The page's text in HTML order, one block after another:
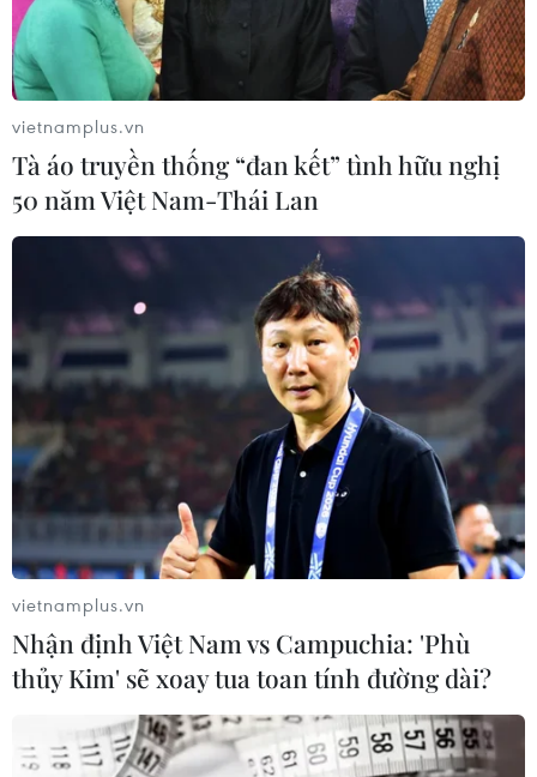
Hải Phòng: Phá ổ đánh bạc lớn, tạm giữ
chín đối tượng
28/02/2017 10:53
Cảnh sát hình sự Công an thành phố đã phá một ổ bạc
lớn tại xã Đại Hợp, huyện Kiến Thụy, thành phố Hải
Phòng, tạm giữ hình sự chín đối tượng và thu giữ nhiều
tang vật liên quan.
vietnamplus.vn
Tà áo truyền thống “đan kết” tình hữu nghị
50 năm Việt Nam-Thái Lan
vietnamplus.vn
Nhận định Việt Nam vs Campuchia: 'Phù
thủy Kim' sẽ xoay tua toan tính đường dài?